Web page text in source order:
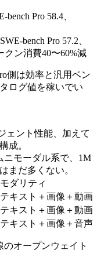
Pro 58.4、
bench Pro 57.2、
クン消費40〜60%減
側は効率と汎用ベン
ログ値を稼いでい
ェント性能、加えて
成。
ニモーダル系で、1M
まだ多くない。
モダリティ
テキスト＋画像＋動画
テキスト＋画像＋動画
テキスト＋画像＋音声
のオープンウェイト